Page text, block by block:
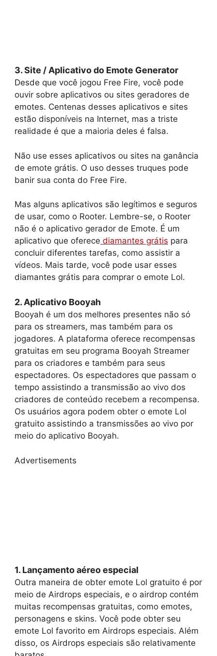
3. Site / Aplicativo do Emote Generator
Desde que você jogou Free Fire, você pode
ouvir sobre aplicativos ou sites geradores de
emotes. Centenas desses aplicativos e sites
estão disponíveis na Internet, mas a triste
realidade é que a maioria deles é falsa.
Não use esses aplicativos ou sites na ganância
de emote grátis. O uso desses truques pode
banir sua conta do Free Fire.
Mas alguns aplicativos são legítimos e seguros
de usar, como o Rooter. Lembre-se, o Rooter
não é o aplicativo gerador de Emote. É um
aplicativo que oferece diamantes grátis para
concluir diferentes tarefas, como assistir a
vídeos. Mais tarde, você pode usar esses
diamantes grátis para comprar o emote Lol.
2. Aplicativo Booyah
Booyah é um dos melhores presentes não só
para os streamers, mas também para os
jogadores. A plataforma oferece recompensas
gratuitas em seu programa Booyah Streamer
para os criadores e também para seus
espectadores. Os espectadores que passam o
tempo assistindo a transmissão ao vivo dos
criadores de conteúdo recebem a recompensa.
Os usuários agora podem obter o emote Lol
gratuito assistindo a transmissões ao vivo por
meio do aplicativo Booyah.
Advertisements
1. Lançamento aéreo especial
Outra maneira de obter emote Lol gratuito é por
meio de Airdrops especiais, e o airdrop contém
muitas recompensas gratuitas, como emotes,
personagens e skins. Você pode obter seu
emote Lol favorito em Airdrops especiais. Além
disso, os Airdrops especiais são relativamente